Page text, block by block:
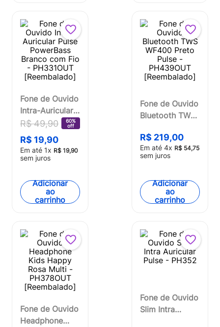
Fone de Ouvido
Intra-Auricular
Pulse
PowerBass
Branco com Fio
- PH331OUT
R$ 49,90
60%
off
R$ 19,90
Em até 1x R$ 19,90
sem juros
Adicionar
ao
carrinho
Fone de Ouvido
Bluetooth TWS
Pulse -
PH439OUT
[Reembalado]
R$ 219,00
Em até 4x R$ 54,75
sem juros
Adicionar
ao
carrinho
Fone de Ouvido
Headphone
Fone de Ouvido
Slim Intra